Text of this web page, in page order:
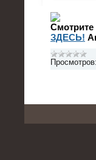
Смотрите
ЗДЕСЬ!
Просмотров: